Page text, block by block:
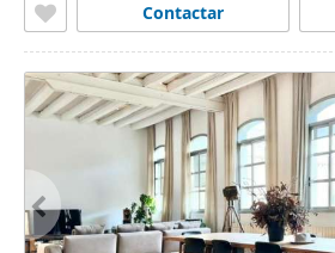
Contactar